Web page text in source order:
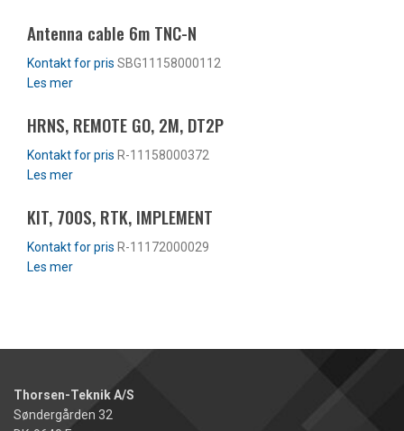
Antenna cable 6m TNC-N
SBG11158000112
Les mer
HRNS, REMOTE GO, 2M, DT2P
R-11158000372
Les mer
KIT, 700S, RTK, IMPLEMENT
R-11172000029
Les mer
Thorsen-Teknik A/S
Søndergården 32